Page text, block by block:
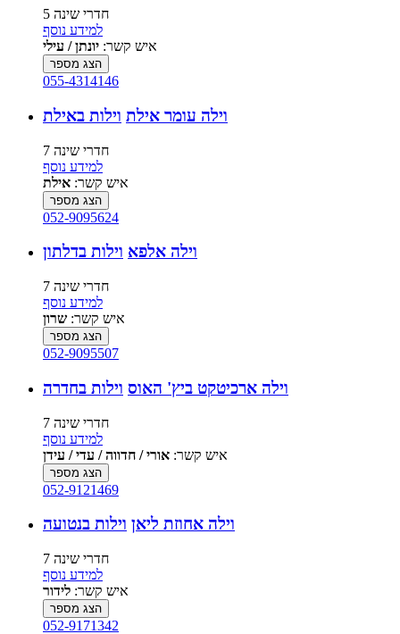
5 חדרי שינה
למידע נוסף
איש קשר: יונתן / עילי
הצג מספר
055-4314146
וילה עומר אילת וילות באילת
7 חדרי שינה
למידע נוסף
איש קשר: אילת
הצג מספר
052-9095624
וילה אלפא וילות בדלתון
7 חדרי שינה
למידע נוסף
איש קשר: שרון
הצג מספר
052-9095507
וילה ארכיטקט ביץ' האוס וילות בחדרה
7 חדרי שינה
למידע נוסף
איש קשר: אורי / חדווה / עדי / עידן
הצג מספר
052-9121469
וילה אחוזת ליאן וילות בנטועה
7 חדרי שינה
למידע נוסף
איש קשר: לידור
הצג מספר
052-9171342